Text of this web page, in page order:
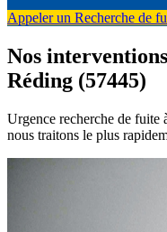
Appeler un Recherche de
Nos
Réding (57445)
Urgence recherche de fuite
nous traitons le plus